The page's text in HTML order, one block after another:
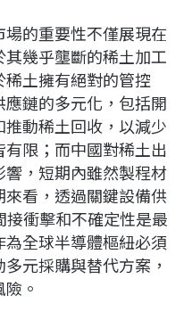
的重要性不僅展現在
幾乎壟斷的稀土加工
土擁有絕對的管控
鏈的多元化，包括開
動稀土回收，以減少
限；而中國對稀土出
，短期內雖然製程材
看，透過關鍵設備供
接衝擊和不確定性是最
全球半導體樞紐必須
元採購與替代方案，
。